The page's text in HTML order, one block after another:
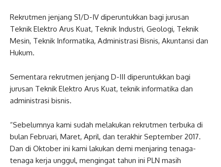
Rekrutmen jenjang S1/D-IV diperuntukkan bagi jurusan
Teknik Elektro Arus Kuat, Teknik Industri, Geologi, Teknik
Mesin, Teknik Informatika, Administrasi Bisnis, Akuntansi dan
Hukum.
Sementara rekrutmen jenjang D-III diperuntukkan bagi
jurusan Teknik Elektro Arus Kuat, teknik informatika dan
administrasi bisnis.
“Sebelumnya kami sudah melakukan rekrutmen terbuka di
bulan Februari, Maret, April, dan terakhir September 2017.
Dan di Oktober ini kami lakukan demi menjaring tenaga-
tenaga kerja unggul, mengingat tahun ini PLN masih